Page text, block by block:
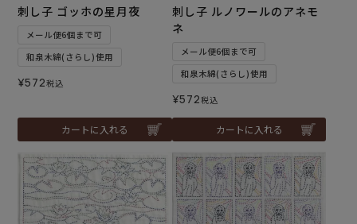
刺し子 ゴッホの星月夜
メール便6個まで可
和泉木綿(さらし)使用
¥572税込
カートに入れる
刺し子 ルノワールのアネモ
ネ
メール便6個まで可
和泉木綿(さらし)使用
¥572税込
カートに入れる